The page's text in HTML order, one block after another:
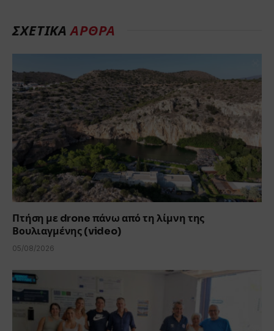
ΣΧΕΤΙΚΑΑΡΘΡΑ
Πτήση με drone πάνω από τη λίμνη της
Βουλιαγμένης (video)
05/08/2026